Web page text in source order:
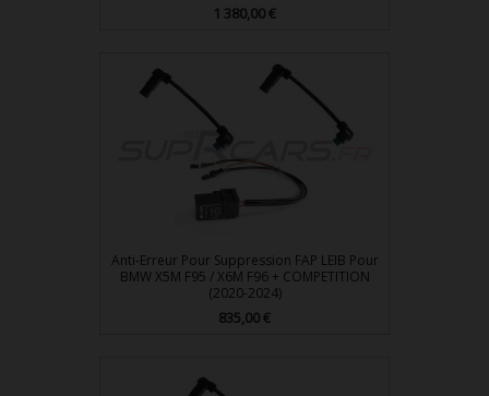
Prix
1 380,00 €
Anti-Erreur Pour Suppression FAP LEIB Pour
BMW X5M F95 / X6M F96 + COMPETITION
(2020-2024)
Prix
835,00 €